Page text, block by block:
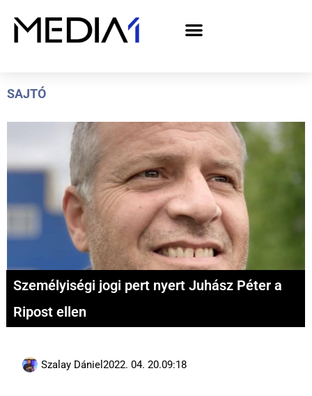
SAJTÓ
Személyiségi jogi pert nyert Juhász Péter a
Ripost ellen
Szalay Dániel 2022. 04. 20.09:18